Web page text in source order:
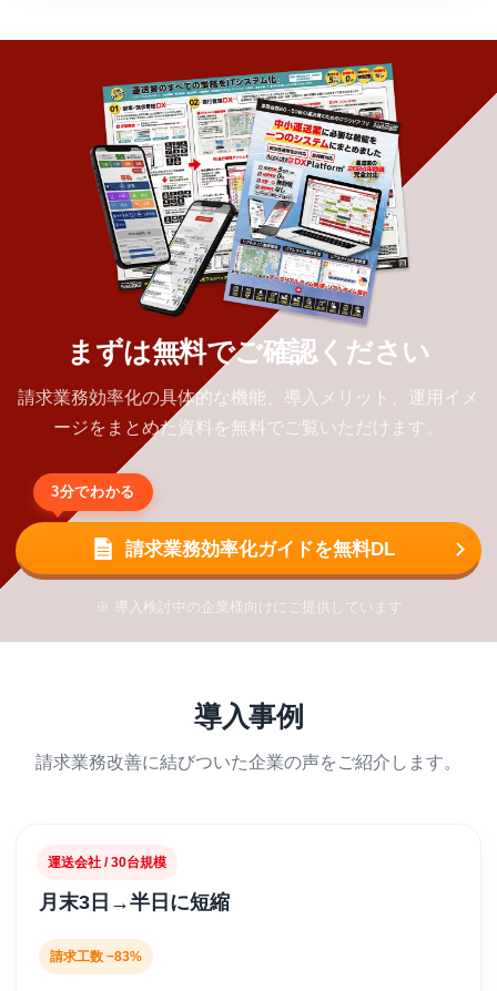
まずは無料でご確認ください
請求業務効率化の具体的な機能、導入メリット、運用イメ
ージをまとめた資料を無料でご覧いただけます。
3分でわかる
請求業務効率化ガイドを無料DL
※ 導入検討中の企業様向けにご提供しています
導入事例
請求業務改善に結びついた企業の声をご紹介します。
運送会社 / 30台規模
月末3日→半日に短縮
請求工数 −83%